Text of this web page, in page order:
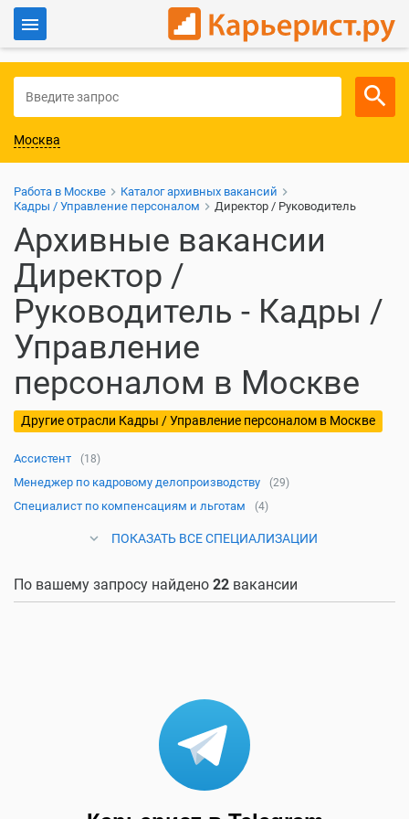
Для работодателей
Москва
Работа в Москве
Каталог архивных вакансий
Кадры / Управление персоналом
Директор / Руководитель
Архивные вакансии
Директор /
Руководитель - Кадры /
Управление
персоналом в Москве
Другие отрасли Кадры / Управление персоналом в Москве
Ассистент (18)
Менеджер по кадровому делопроизводству (29)
Специалист по компенсациям и льготам (4)
ПОКАЗАТЬ ВСЕ СПЕЦИАЛИЗАЦИИ
По вашему запросу найдено 22 вакансии